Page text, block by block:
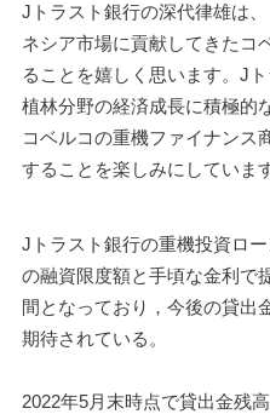
Jトラスト銀行の深代律雄は
ネシア市場に貢献してきたコ
ることを嬉しく思います。J
植林分野の経済成長に積極的
コベルコの重機ファイナンス
することを楽しみにしていま
Jトラスト銀行の重機投資ロ
の融資限度額と手頃な金利で
間となっており，今後の貸出
期待されている。
2022年5月末時点で貸出金残